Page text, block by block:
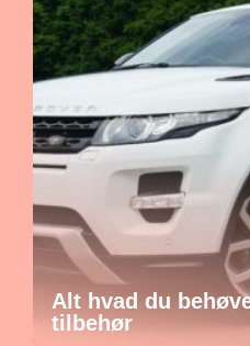
Alt hvad du
tilbehør